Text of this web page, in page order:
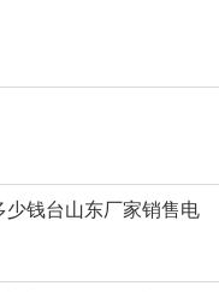
钱台山东厂家销售电